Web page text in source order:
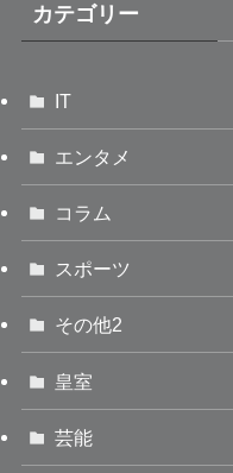
カテゴリー
IT
エンタメ
コラム
スポーツ
その他2
皇室
芸能